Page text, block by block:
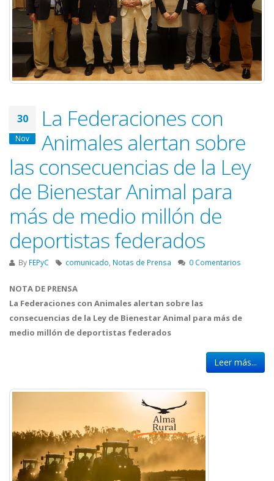
30
Nov
La Federaciones con
Animales alertan sobre
las consecuencias de la Ley
de Bienestar Animal para
más de medio millón de
deportistas federados
By FEPyC comunicado Notas de Prensa 0 Comentarios
NOTA DE PRENSA
La Federaciones con Animales alertan sobre las
consecuencias de la Ley de Bienestar Animal para más de
medio millón de deportistas federados
Leer más...